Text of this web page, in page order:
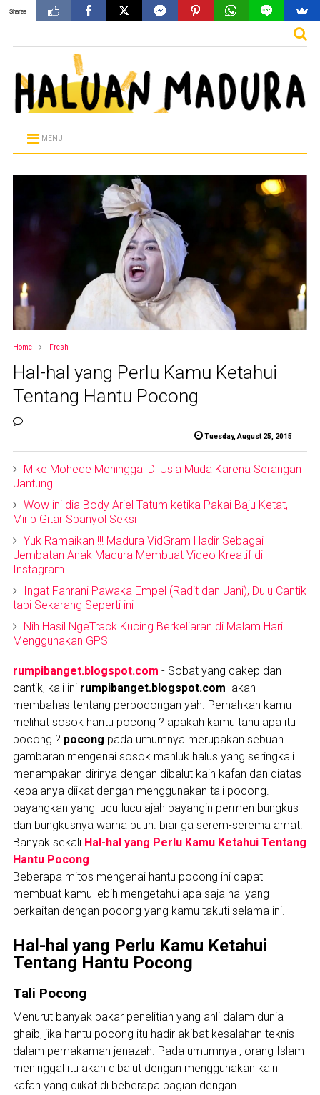
MENU
Home Fresh
Hal-hal yang Perlu Kamu Ketahui
Tentang Hantu Pocong
Tuesday, August 25, 2015
Mike Mohede Meninggal Di Usia Muda Karena Serangan
Jantung
Wow ini dia Body Ariel Tatum ketika Pakai Baju Ketat,
Mirip Gitar Spanyol Seksi
Yuk Ramaikan !!! Madura VidGram Hadir Sebagai
Jembatan Anak Madura Membuat Video Kreatif di
Instagram
Ingat Fahrani Pawaka Empel (Radit dan Jani), Dulu Cantik
tapi Sekarang Seperti ini
Nih Hasil NgeTrack Kucing Berkeliaran di Malam Hari
Menggunakan GPS
rumpibanget.blogspot.com - Sobat yang cakep dan
cantik, kali ini rumpibanget.blogspot.com akan
membahas tentang perpocongan yah. Pernahkah kamu
melihat sosok hantu pocong ? apakah kamu tahu apa itu
pocong ? pocong pada umumnya merupakan sebuah
gambaran mengenai sosok mahluk halus yang seringkali
menampakan dirinya dengan dibalut kain kafan dan diatas
kepalanya diikat dengan menggunakan tali pocong.
bayangkan yang lucu-lucu ajah bayangin permen bungkus
dan bungkusnya warna putih. biar ga serem-serema amat.
Banyak sekali Hal-hal yang Perlu Kamu Ketahui Tentang
Hantu Pocong
Beberapa mitos mengenai hantu pocong ini dapat
membuat kamu lebih mengetahui apa saja hal yang
berkaitan dengan pocong yang kamu takuti selama ini.
Hal-hal yang Perlu Kamu Ketahui
Tentang Hantu Pocong
Tali Pocong
Menurut banyak pakar penelitian yang ahli dalam dunia
ghaib, jika hantu pocong itu hadir akibat kesalahan teknis
dalam pemakaman jenazah. Pada umumnya , orang Islam
meninggal itu akan dibalut dengan menggunakan kain
kafan yang diikat di beberapa bagian dengan
Shares